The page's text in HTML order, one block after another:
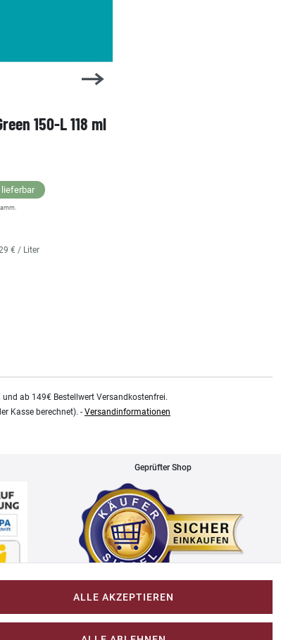
150-L 118 ml
lieferbar
€ / Liter
ab 149€ Bestellwert Versandkostenfrei.
Kasse berechnet). - Versandinformationen
Geprüfter Shop
Impressum
ALLE AKZEPTIEREN